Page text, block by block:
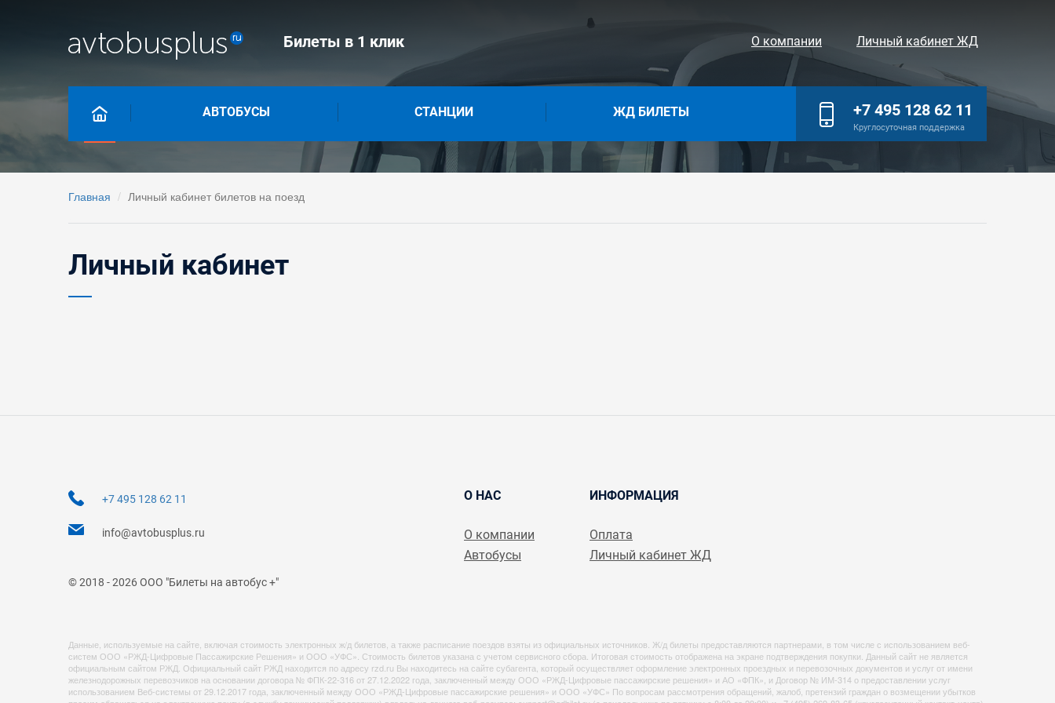
Билеты в 1 клик О компании Личный кабинет ЖД
АВТОБУСЫ СТАНЦИИ ЖД БИЛЕТЫ +7 495 128 62 11
Круглосуточная поддержка
Главная Личный кабинет билетов на поезд
Личный кабинет
+7 495 128 62 11
info@avtobusplus.ru
© 2018 - 2026 ООО "Билеты на автобус +"
О НАС
О компании
Автобусы
ИНФОРМАЦИЯ
Оплата
Личный кабинет ЖД
Данные, используемые на сайте, включая стоимость электронных ж/д билетов, а также расписание поездов взяты из официальных источников. Ж/д билеты предоставляются партнерами, в том числе с использованием веб-
систем ООО «РЖД-Цифровые Пассажирские Решения» и ООО «УФС». Стоимость билетов указана с учетом сервисного сбора. Итоговая стоимость отображена на экране подтверждения покупки. Данный сайт не является
официальным сайтом РЖД. Официальный сайт РЖД находится по адресу rzd.ru Вы находитесь на сайте субагента, который осуществляет оформление электронных проездных и перевозочных документов и услуг от имени
железнодорожных перевозчиков на основании договора № ФПК-22-316 от 27.12.2022 года, заключенный между ООО «РЖД-Цифровые пассажирские решения» и АО «ФПК», и Договор № ИМ-314 о предоставлении услуг
использованием Веб-системы от 29.12.2017 года, заключенный между ООО «РЖД-Цифровые пассажирские решения» и ООО «УФС» По вопросам рассмотрения обращений, жалоб, претензий граждан о возмещении убытков